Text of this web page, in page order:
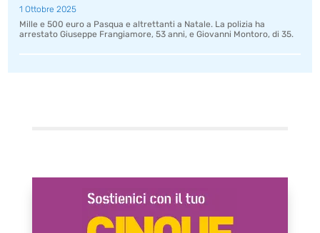
1 Ottobre 2025
Mille e 500 euro a Pasqua e altrettanti a Natale. La polizia ha
arrestato Giuseppe Frangiamore, 53 anni, e Giovanni Montoro, di 35.